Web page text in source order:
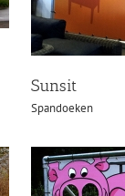
Sunsit
Spandoeken